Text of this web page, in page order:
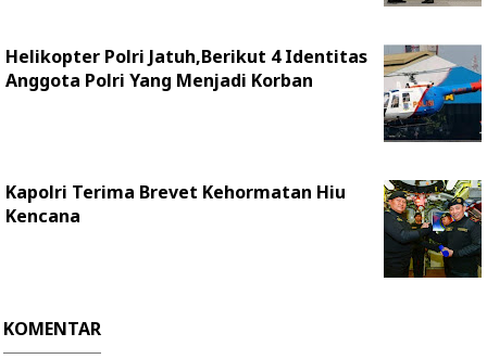
Helikopter Polri Jatuh,Berikut 4 Identitas
Anggota Polri Yang Menjadi Korban
Kapolri Terima Brevet Kehormatan Hiu
Kencana
KOMENTAR